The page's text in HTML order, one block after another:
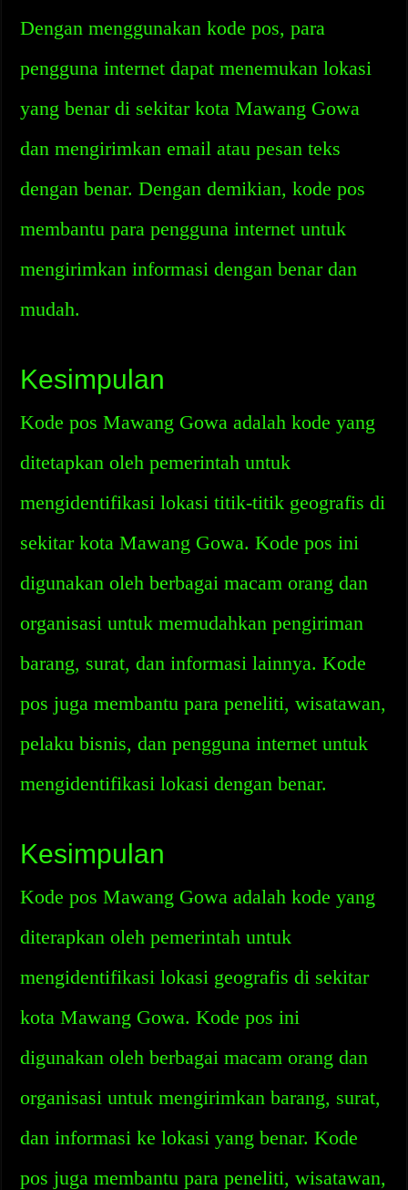
Dengan menggunakan kode pos, para
pengguna internet dapat menemukan lokasi
yang benar di sekitar kota Mawang Gowa
dan mengirimkan email atau pesan teks
dengan benar. Dengan demikian, kode pos
membantu para pengguna internet untuk
mengirimkan informasi dengan benar dan
mudah.
Kesimpulan
Kode pos Mawang Gowa adalah kode yang
ditetapkan oleh pemerintah untuk
mengidentifikasi lokasi titik-titik geografis di
sekitar kota Mawang Gowa. Kode pos ini
digunakan oleh berbagai macam orang dan
organisasi untuk memudahkan pengiriman
barang, surat, dan informasi lainnya. Kode
pos juga membantu para peneliti, wisatawan,
pelaku bisnis, dan pengguna internet untuk
mengidentifikasi lokasi dengan benar.
Kesimpulan
Kode pos Mawang Gowa adalah kode yang
diterapkan oleh pemerintah untuk
mengidentifikasi lokasi geografis di sekitar
kota Mawang Gowa. Kode pos ini
digunakan oleh berbagai macam orang dan
organisasi untuk mengirimkan barang, surat,
dan informasi ke lokasi yang benar. Kode
pos juga membantu para peneliti, wisatawan,